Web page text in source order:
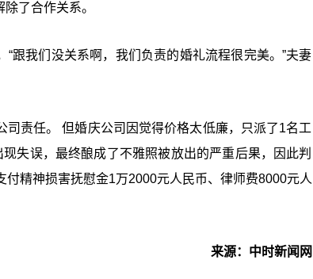
了合作关系。
跟我们没关系啊，我们负责的婚礼流程很完美。”夫妻
责任。 但婚庆公司因觉得价格太低廉，只派了1名工
失误，最终酿成了不雅照被放出的严重后果，因此判
精神损害抚慰金1万2000元人民币、律师费8000元人
来源：中时新闻网